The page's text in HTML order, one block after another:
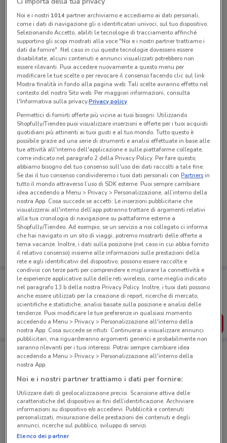
Lunedì n.d.
Martedì n.d.
Mercoledì n.d.
Giovedì n.d.
Venerdì n.d.
Sabato n.d.
Domenica n.d.
Tutte le promozioni di questo negozio
Ci dispiace, al momento non abbiamo pubblicato
volantini nella tua zona. Riprova più tardi.
Porta DoveConviene sempre con te!
Puoi trovare le migliori offerte dei negozi vicino a te,
salvarle e creare la tua lista del risparmio, comodamente
dal tuo cellulare.
SCARICA L’APP
Negozi Yves Rocher a Limbiate
Noi e i nostri 1014partner archiviamo e accediamo ai dati personali,
come i dati di navigazione gli o identificatori univoci, sul tuo dispositivo.
Selezionando Accetto, abiliti le tecnologie di tracciamento affinché
supportino gli scopi mostrati alla voce "Noi e i nostri partner trattiamo i
dati da fornire". Nel caso in cui queste tecnologie dovessero essere
disabilitate, alcuni contenuti e annunci visualizzati potrebbero non
essere rilevanti. Puoi accedere nuovamente a questo menu per
modificare le tue scelte o per revocare il consenso facendo clic sul link
Mostra finalità in fondo alla pagina web. Tali scelte avranno effetto nel
contesto del nostro Sito web. Per maggiori informazioni, consulta
l'Informativa sulla privacy.Privacy policy
Permettici di fornirti offerte più vicine ai tuoi bisogni: Utilizzando
Shopfully/Tiendeo puoi visualizzare inserzioni e offerte per i tuoi acquisti
quotidiani più attinenti ai tuoi gusti e al tuo mondo. Tutto questo è
possibile grazie ad una serie di strumenti e analisi effettuate in base alle
tue attività all'interno dell'applicazione e sulle piattaforme collegate,
come indicato nel paragrafo 2 della Privacy Policy. Per fare questo,
abbiamo bisogno del tuo consenso sull'uso dei dati raccolti a tale fine.
Se dai il tuo consenso condivideremo i tuoi dati personali conPartnersin
tutto il mondo attraverso l’uso di SDK esterne. Puoi sempre cambiare
idea accedendo a Menu > Privacy > Personalizzazione, all’interno della
nostra App. Cosa succede se accetti: Le inserzioni pubblicitarie che
visualizzerai all'interno dell’app potranno trattare di argomenti relativi
alla tua cronologia di navigazione su piattaforme esterne a
Shopfully/Tiendeo. Ad esempio, se un servizio a noi collegato ci informa
che hai navigato in un sito di viaggi, potremo mostrarti delle offerte a
tema vacanze. Inoltre, i dati sulla posizione (nel caso in cui abbia fornito
il relativo consenso) insieme alle informazioni sulle prestazioni della
rete e agli identificativi del dispositivo, possono essere raccolte e
condivisi con terze parti per comprendere e migliorare la connettività e
le esperienze applicative sulle delle reti wireless, come meglio indicato
nel paragrafo 13.b della nostra Privacy Policy. Inoltre, i tuoi dati possono
anche essere utilizzati per la creazione di report, ricerche di mercato,
scientifiche e statistiche, analisi basate sulla posizione e analisi delle
tendenze. Puoi modificare le tue preferenze in qualsiasi momento
accedendo a Menu > Privacy > Personalizzazione all'interno della
nostra App. Cosa succede se rifiuti: Continuerai a visualizzare annunci
pubblicitari, ma riguarderanno argomenti generici e probabilmente non
saranno rilevanti per i tuoi interessi. Potrai sempre cambiare idea
accedendo a Menu > Privacy > Personalizzazione all'interno della
nostra App.
Noi e i nostri partner trattiamo i dati per fornire:
Utilizzare dati di geolocalizzazione precisi. Scansione attiva delle
caratteristiche del dispositivo ai fini dell’identificazione. Archiviare
informazioni su dispositivo e/o accedervi. Pubblicità e contenuti
personalizzati, misurazione delle prestazioni dei contenuti e degli
annunci, ricerche sul pubblico, sviluppo di servizi.
Elenco dei partner